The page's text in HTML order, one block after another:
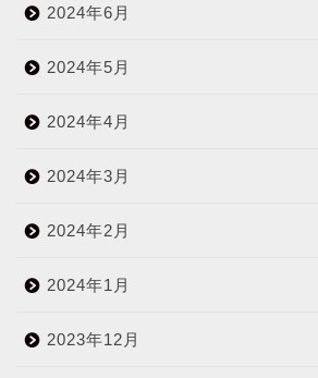
2024年6月
2024年5月
2024年4月
2024年3月
2024年2月
2024年1月
2023年12月